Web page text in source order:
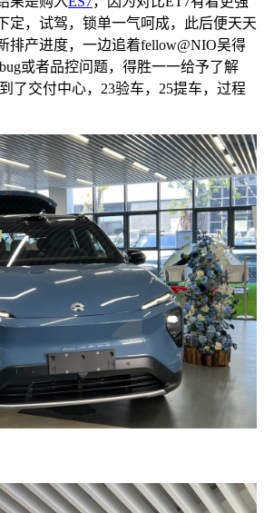
定，试驾，锁单一气呵成，此后便天天
排产进度，一边追着fellow@NIO吴得
或者品控问题，得胜一一给予了解
了交付中心，23验车，25提车，过程